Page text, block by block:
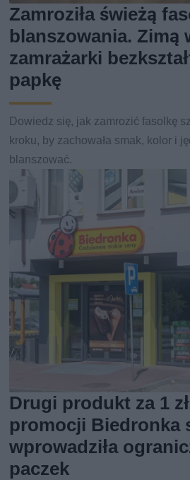
Zamroziła świeżą
blanszowania. Zimą
zamrażarki
papkę
Dowiedz się, jak zamrozić fasolkę
kroku, by zachowała smak, kolor i
blanszować.
Drugi produkt za 1
promocji Biedronka
wprowadziła
paczek